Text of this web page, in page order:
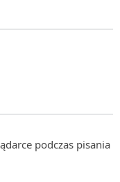
podczas pisania